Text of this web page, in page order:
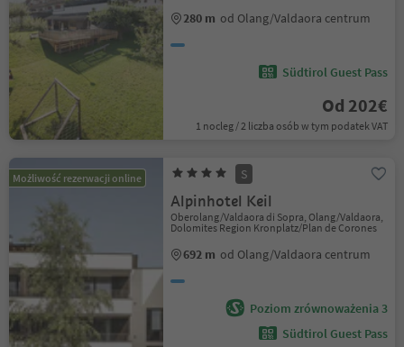
280 m od Olang/Valdaora centrum
Südtirol Guest Pass
Od 202€
1 nocleg / 2 liczba osób w tym podatek VAT
Możliwość rezerwacji online S
Alpinhotel Keil
Oberolang/Valdaora di Sopra, Olang/Valdaora,
Dolomites Region Kronplatz/Plan de Corones
692 m od Olang/Valdaora centrum
Poziom zrównoważenia 3
Südtirol Guest Pass